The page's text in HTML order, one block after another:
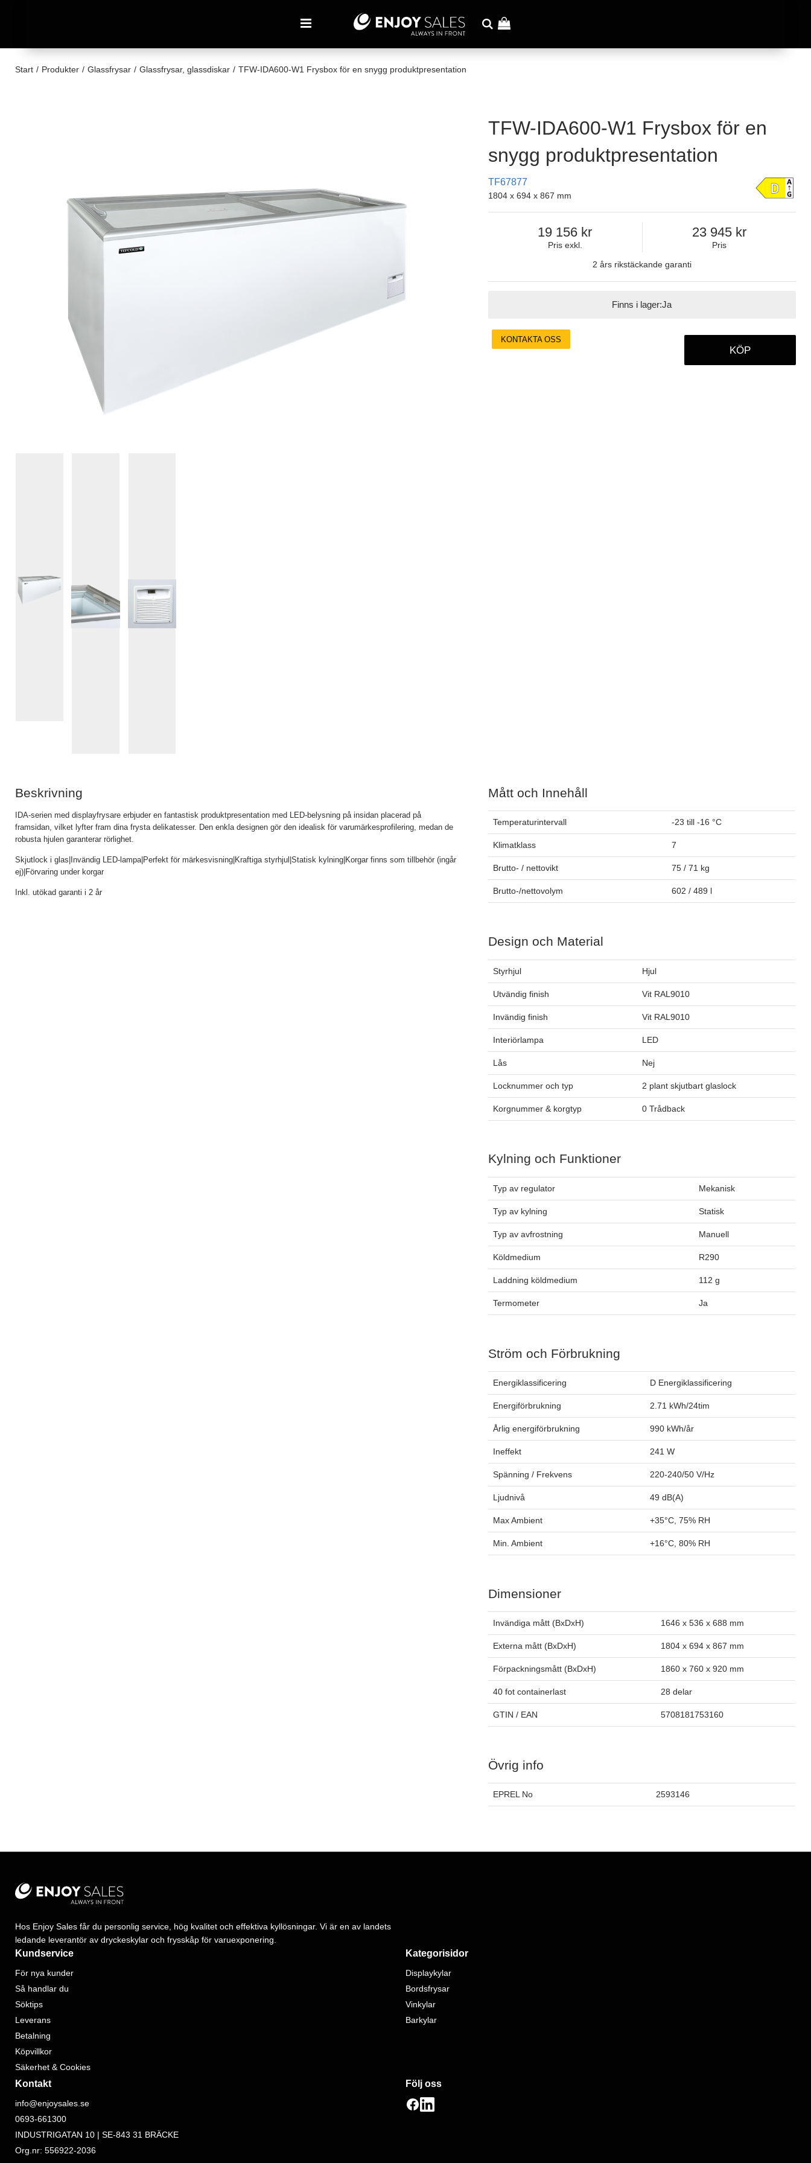
Start / Produkter / Glassfrysar / Glassfrysar, glassdiskar / TFW-IDA600-W1 Frysbox för en snygg produktpresentation
TFW-IDA600-W1 Frysbox för en
snygg produktpresentation
TF67877
1804 x 694 x 867 mm
Pris exkl.
19 156
Pris
23 945
2 års rikstäckande garanti
Finns i lager:Ja
KONTAKTA OSS
KÖP
Beskrivning
IDA-serien med displayfrysare erbjuder en fantastisk produktpresentation med LED-belysning på insidan placerad på
framsidan, vilket lyfter fram dina frysta delikatesser. Den enkla designen gör den idealisk för varumärkesprofilering, medan de
robusta hjulen garanterar rörlighet.
Skjutlock i glas|Invändig LED-lampa|Perfekt för märkesvisning|Kraftiga styrhjul|Statisk kylning|Korgar finns som tillbehör (ingår
ej)|Förvaring under korgar
Inkl. utökad garanti i 2 år
Mått och Innehåll
Temperaturintervall -23 till -16 °C
Klimatklass 7
Brutto- / nettovikt 75 / 71 kg
Brutto-/nettovolym 602 / 489 l
Design och Material
Styrhjul Hjul
Utvändig finish Vit RAL9010
Invändig finish Vit RAL9010
Interiörlampa LED
Lås Nej
Locknummer och typ 2 plant skjutbart glaslock
Korgnummer & korgtyp 0 Trådback
Kylning och Funktioner
Typ av regulator Mekanisk
Typ av kylning Statisk
Typ av avfrostning Manuell
Köldmedium R290
Laddning köldmedium 112 g
Termometer Ja
Ström och Förbrukning
Energiklassificering D Energiklassificering
Energiförbrukning 2.71 kWh/24tim
Årlig energiförbrukning 990 kWh/år
Ineffekt 241 W
Spänning / Frekvens 220-240/50 V/Hz
Ljudnivå 49 dB(A)
Max Ambient +35°C, 75% RH
Min. Ambient +16°C, 80% RH
Dimensioner
Invändiga mått (BxDxH) 1646 x 536 x 688 mm
Externa mått (BxDxH) 1804 x 694 x 867 mm
Förpackningsmått (BxDxH) 1860 x 760 x 920 mm
40 fot containerlast 28 delar
GTIN / EAN 5708181753160
Övrig info
EPREL No 2593146
Hos Enjoy Sales får du personlig service, hög kvalitet och effektiva kyllösningar. Vi är en av landets
ledande leverantör av dryckeskylar och frysskåp för varuexponering.
Kundservice
För nya kunder
Så handlar du
Söktips
Leverans
Betalning
Köpvillkor
Säkerhet & Cookies
Kategorisidor
Displaykylar
Bordsfrysar
Vinkylar
Barkylar
Kontakt
info@enjoysales.se
0693-661300
INDUSTRIGATAN 10 | SE-843 31 BRÄCKE
Org.nr: 556922-2036
Följ oss